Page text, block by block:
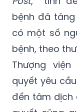
có một số
bệnh, theo
Thượng
quyết yêu
đến tâm dịch
quyết cũng
dịch bệnh